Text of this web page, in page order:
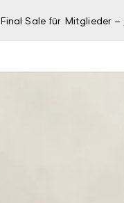
Sale für Mitglieder –